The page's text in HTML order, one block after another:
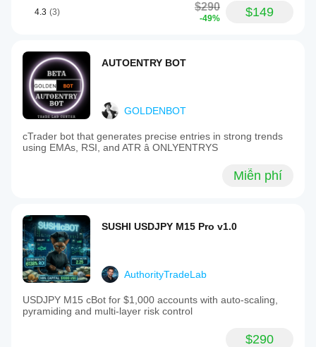
4.3 (3) $290
-49% $149
AUTOENTRY BOT
GOLDENBOT
cTrader bot that generates precise entries in strong trends
using EMAs, RSI, and ATR â ONLYENTRYS
Miễn phí
SUSHI USDJPY M15 Pro v1.0
AuthorityTradeLab
USDJPY M15 cBot for $1,000 accounts with auto-scaling,
pyramiding and multi-layer risk control
$290